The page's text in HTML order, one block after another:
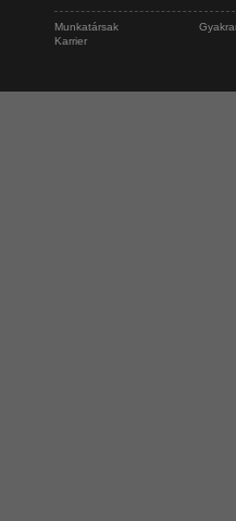
Munkatársak
Karrier